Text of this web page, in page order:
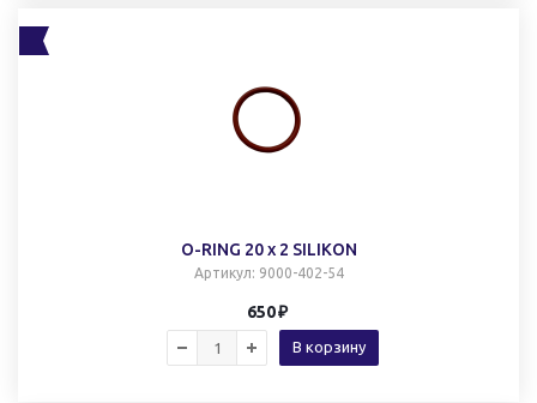
O-RING 20 x 2 SILIKON
Артикул: 9000-402-54
650
В корзину